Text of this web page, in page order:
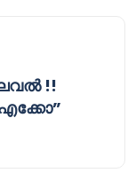
!!